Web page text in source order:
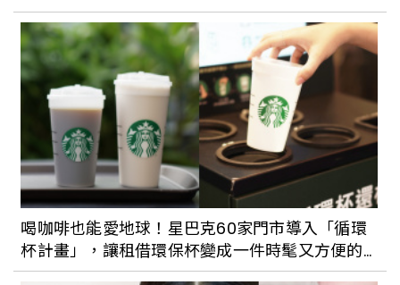
喝咖啡也能愛地球！星巴克60家門市導入「循環
杯計畫」，讓租借環保杯變成一件時髦又方便的
事！